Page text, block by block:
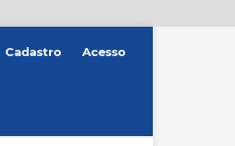
Cadastro Acesso